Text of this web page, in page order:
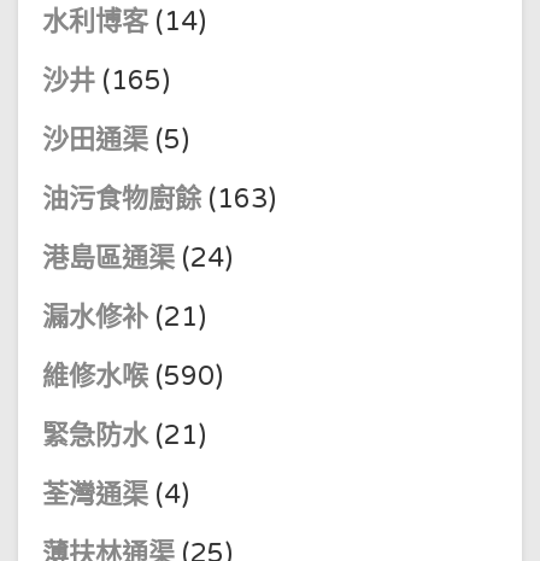
水利博客(14)
沙井 (165)
沙田通渠 (5)
油污食物廚餘(163)
港島區通渠 (24)
漏水修补 (21)
維修水喉 (590)
緊急防水(21)
荃灣通渠 (4)
薄扶林通渠 (25)